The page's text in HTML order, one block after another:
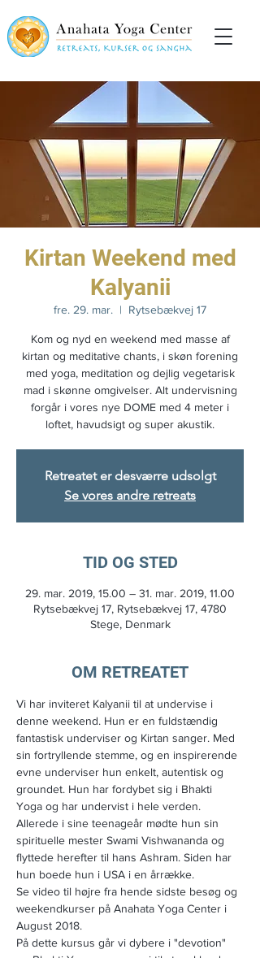
Kirtan Weekend med
Kalyanii
fre. 29. mar.
  |
Rytsebækvej 17
Kom og nyd en weekend med masse af
kirtan og meditative chants, i skøn forening
med yoga, meditation og dejlig vegetarisk
mad i skønne omgivelser. Alt undervisning
forgår i vores nye DOME med 4 meter i
loftet, havudsigt og super akustik.
Retreatet er desværre udsolgt
Se vores andre retreats
TID OG STED
29. mar. 2019, 15.00 – 31. mar. 2019, 11.00
Rytsebækvej 17, Rytsebækvej 17, 4780
Stege, Denmark
OM RETREATET
Vi har inviteret Kalyanii til at undervise i
denne weekend. Hun er en fuldstændig
fantastisk underviser og Kirtan sanger. Med
sin fortryllende stemme, og en inspirerende
evne underviser hun enkelt, autentisk og
groundet. Hun har fordybet sig i Bhakti
Yoga og har undervist i hele verden.
Allerede i sine teenageår mødte hun sin
spirituelle mester Swami Vishwananda og
flyttede herefter til hans Ashram. Siden har
hun boede hun i USA i en årrække.
Se video til højre fra hende sidste besøg og
weekendkurser på Anahata Yoga Center i
August 2018.
På dette kursus går vi dybere i "devotion"